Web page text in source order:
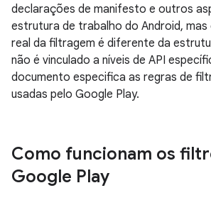
declarações de manifesto e outros
estrutura de trabalho do Android,
real da filtragem é diferente da
não é vinculado a níveis de API
documento especifica as regras de
usadas pelo Google Play.
Como funcionam os
Google Play